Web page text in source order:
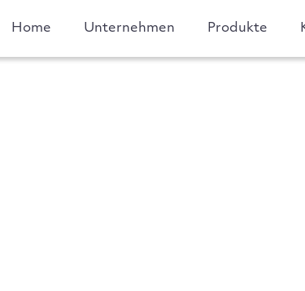
Home Unternehmen Produkte